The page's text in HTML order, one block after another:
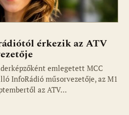
érkezik az ATV
emlegetett MCC
InfoRádió műsorvezetője, az M1
az ATV…